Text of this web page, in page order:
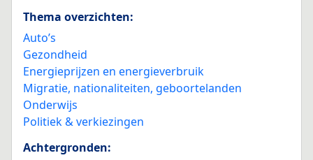
Thema overzichten:
Auto’s
Gezondheid
Energieprijzen en energieverbruik
Migratie, nationaliteiten, geboortelanden
Onderwijs
Politiek & verkiezingen
Achtergronden: